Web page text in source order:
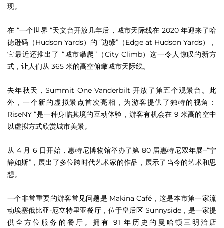
现。
在 “一个世界 “天文台开放几年后，城市天际线在 2020 年迎来了哈
德逊码（Hudson Yards）的 “边缘”（Edge at Hudson Yards），
它最近还推出了 “城市攀爬”（City Climb）这一令人惊叹的新方
式，让人们从 365 米的高空俯瞰城市天际线。
去年秋天，Summit One Vanderbilt 开放了第五个观景台。此
外，一个新的虚拟景点首次亮相，为游客提供了独特的视角：
RiseNY “是一种身临其境的互动体验，游客有机会在 9 米高的空中
以虚拟方式欣赏城市美景。
从 4 月 6 日开始，惠特尼博物馆举办了第 80 届惠特尼双年展–“宁
静如斯”，展出了多位跨时代艺术家的作品，展示了当今的艺术和思
想。
一个非常重要的游客常见问题是 Makina Café，这是本市第一家流
动埃塞俄比亚-厄立特里亚餐厅，位于皇后区 Sunnyside，是一家提
供全方位服务的餐厅。拥有 91 年历史的曼哈顿三明治店